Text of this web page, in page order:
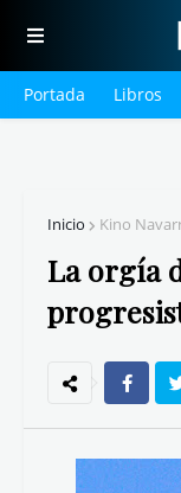
Portada Libros
Inicio Kino
La orgía